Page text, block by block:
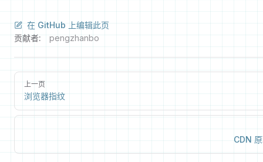
在 GitHub 上编辑此页
贡献者:
pengzhanbo
上一页
浏览器指纹
CDN